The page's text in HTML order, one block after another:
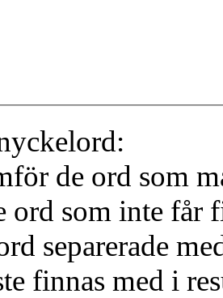
de ord som
ord som inte får
separerade
finnas med i